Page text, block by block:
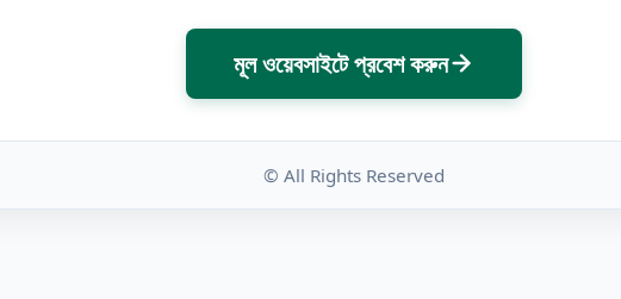
মূল ওয়েবসাইটে প্রবেশ করুন
© All Rights Reserved